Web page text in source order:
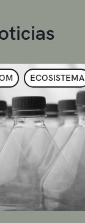
ECOSISTEMA